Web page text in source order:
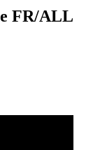
FR/ALL